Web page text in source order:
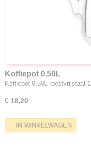
Koffiepot 0,50L
Koffiepot 0,50L roestvrijstaal
€ 18,20
IN WINKELWAGEN